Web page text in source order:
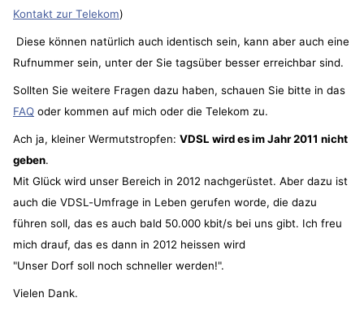
Kontakt zur Telekom)
Diese können natürlich auch identisch sein, kann aber auch eine
Rufnummer sein, unter der Sie tagsüber besser erreichbar sind.
Sollten Sie weitere Fragen dazu haben, schauen Sie bitte in das
FAQ oder kommen auf mich oder die Telekom zu.
Ach ja, kleiner Wermutstropfen: VDSL wird es im Jahr 2011 nicht
geben.
Mit Glück wird unser Bereich in 2012 nachgerüstet. Aber dazu ist
auch die VDSL-Umfrage in Leben gerufen worde, die dazu
führen soll, das es auch bald 50.000 kbit/s bei uns gibt. Ich freu
mich drauf, das es dann in 2012 heissen wird
"Unser Dorf soll noch schneller werden!".
Vielen Dank.